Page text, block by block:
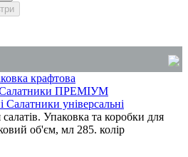
торта купити
крафтова
ПРЕМІУМ
Салатники універсальні